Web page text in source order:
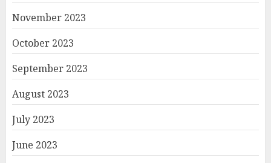
November 2023
October 2023
September 2023
August 2023
July 2023
June 2023